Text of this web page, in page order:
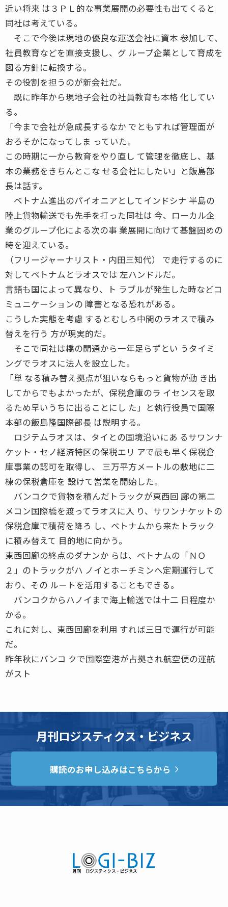
近い将来 は３ＰＬ的な事業展開の必要性も出てくると
同社は考えている。
そこで今後は現地の優良な運送会社に資本 参加して、
社員教育などを直接支援し、グ ループ企業として育成を
図る方針に転換する。
その役割を担うのが新会社だ。
既に昨年から現地子会社の社員教育も本格 化してい
る。
「今まで会社が急成長するなか でともすれば管理面が
おろそかになってしま っていた。
この時期に一から教育をやり直し て管理を徹底し、基
本の業務をきちんとこな せる会社にしたい」と飯島部
長は話す。
ベトナム進出のパイオニアとしてインドシナ 半島の
陸上貨物輸送でも先手を打った同社は 今、ローカル企
業のグループ化による次の事 業展開に向けて基盤固めの
時を迎えている。
（フリージャーナリスト・内田三知代） で走行するのに
対してベトナムとラオスでは 左ハンドルだ。
言語も国によって異なり、ト ラブルが発生した時などコ
ミュニケーションの 障害となる恐れがある。
こうした実態を考慮 するとむしろ中間のラオスで積み
替えを行う 方が現実的だ。
そこで同社は橋の開通から一年足らずとい うタイミ
ングでラオスに法人を設立した。
「単 なる積み替え拠点が狙いならもっと貨物が動 き出
してからでもよかったが、保税倉庫のラ イセンスを取
るため早いうちに出ることにし た」と執行役員で国際
本部の飯島隆国際部長 は説明する。
ロジテムラオスは、タイとの国境沿いにあ るサワンナ
ケット・セノ経済特区の保税エリ アで最も早く保税倉
庫事業の認可を取得し、 三万平方メートルの敷地に二
棟の保税倉庫を 設けて営業を開始した。
バンコクで貨物を積んだトラックが東西回 廊の第二
メコン国際橋を渡ってラオスに入 り、サワンナケットの
保税倉庫で積荷を降ろ し、ベトナムから来たトラック
に積み替えて 目的地に向かう。
東西回廊の終点のダナンか らは、ベトナムの「ＮＯ
２」のトラックがハ ノイとホーチミンへ定期運行して
おり、その ルートを活用することもできる。
バンコクからハノイまで海上輸送では十二 日程度か
かる。
これに対し、東西回廊を利用 すれば三日で運行が可能
だ。
昨年秋にバンコ クで国際空港が占拠され航空便の運航
がスト
月刊ロジスティクス・ビジネス
購読のお申し込みはこちらから